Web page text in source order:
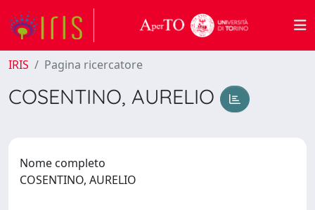
IRIS Pagina ricercatore
COSENTINO, AURELIO
Nome completo
COSENTINO, AURELIO